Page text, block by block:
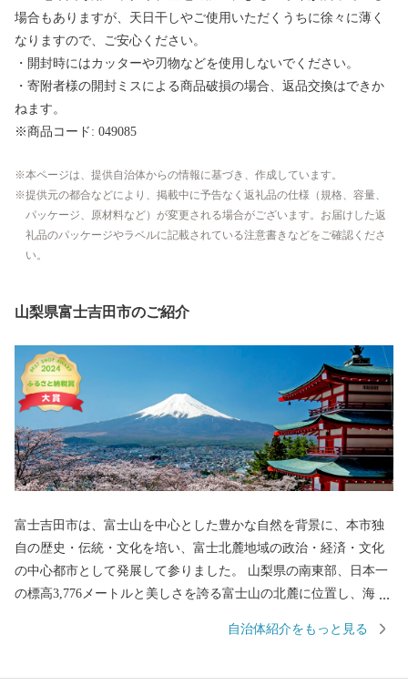
場合もありますが、天日干しやご使用いただくうちに徐々に薄く
なりますので、ご安心ください。
・開封時にはカッターや刃物などを使用しないでください。
・寄附者様の開封ミスによる商品破損の場合、返品交換はできか
ねます。
※商品コード: 049085
本ページは、提供自治体からの情報に基づき、作成しています。
提供元の都合などにより、掲載中に予告なく返礼品の仕様（規格、容量、
パッケージ、原材料など）が変更される場合がございます。お届けした返
礼品のパッケージやラベルに記載されている注意書きなどをご確認くださ
い。
山梨県富士吉田市のご紹介
富士吉田市は、富士山を中心とした豊かな自然を背景に、本市独
自の歴史・伝統・文化を培い、富士北麓地域の政治・経済・文化
の中心都市として発展して参りました。 山梨県の南東部、日本一
の標高3,776メートルと美しさを誇る富士山の北麓に位置し、海抜
山信仰の町として栄え、御師文化の面影が今も残されています。
自治体紹介をもっと見る